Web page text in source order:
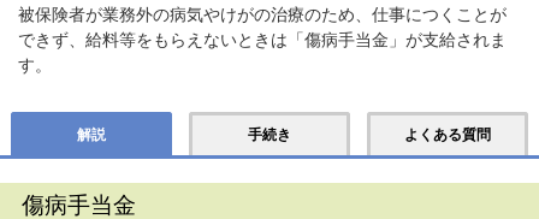
被保険者が業務外の病気やけがの治療のため、仕事につくことが
できず、給料等をもらえないときは「傷病手当金」が支給されま
す。
解説 手続き よくある質問
傷病手当金